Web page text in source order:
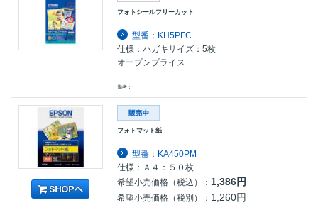
フォトシールフリーカット
型番：KH5PFC
仕様：ハガキサイズ：5枚
オープンプライス
備考：
フォトマット紙
型番：KA450PM
仕様：Ａ４：５０枚
希望小売価格（税込）： 1,386円
希望小売価格（税別）： 1,260円